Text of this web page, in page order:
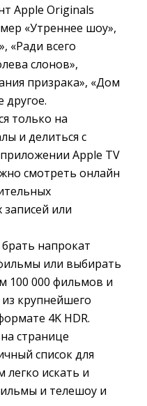
Apple Originals
«Утреннее шоу»,
«Ради всего
слонов»,
призрака», «Дом
другое.
только на
и делиться с
Apple TV
смотреть онлайн
или
напрокат
или выбирать
100 000 фильмов и
крупнейшего
4K HDR.
странице
список для
легко искать и
и телешоу и